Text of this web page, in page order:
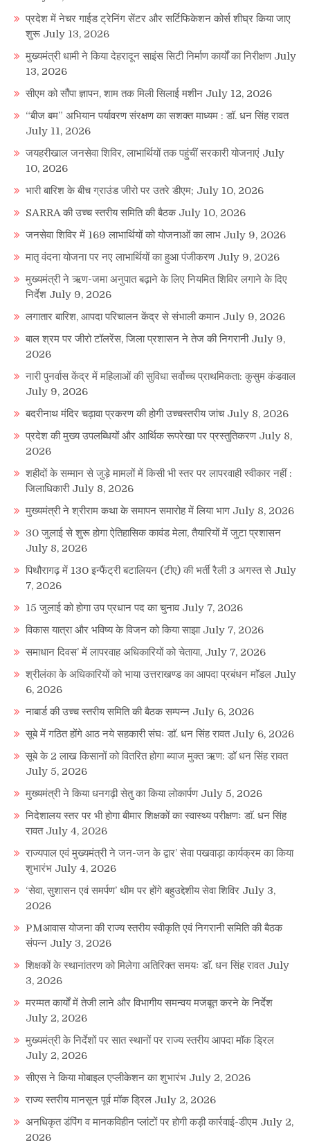
प्रदेश में नेचर गाईड ट्रेनिंग सेंटर और सर्टिफिकेशन कोर्स शीघ्र किया जाए
शुरू July 13, 2026
मुख्यमंत्री धामी ने किया देहरादून साइंस सिटी निर्माण कार्यों का निरीक्षण July
13, 2026
सीएम को सौंपा ज्ञापन, शाम तक मिली सिलाई मशीन July 12, 2026
“बीज बम” अभियान पर्यावरण संरक्षण का सशक्त माध्यम : डॉ. धन सिंह रावत
July 11, 2026
जयहरीखाल जनसेवा शिविर, लाभार्थियों तक पहुंचीं सरकारी योजनाएं July
10, 2026
भारी बारिश के बीच ग्राउंड जीरो पर उतरे डीएम; July 10, 2026
SARRA की उच्च स्तरीय समिति की बैठक July 10, 2026
जनसेवा शिविर में 169 लाभार्थियों को योजनाओं का लाभ July 9, 2026
मातृ वंदना योजना पर नए लाभार्थियों का हुआ पंजीकरण July 9, 2026
मुख्यमंत्री ने ऋण-जमा अनुपात बढ़ाने के लिए नियमित शिविर लगाने के दिए
निर्देश July 9, 2026
लगातार बारिश, आपदा परिचालन केंद्र से संभाली कमान July 9, 2026
बाल श्रम पर जीरो टॉलरेंस, जिला प्रशासन ने तेज की निगरानी July 9,
2026
नारी पुनर्वास केंद्र में महिलाओं की सुविधा सर्वोच्च प्राथमिकता: कुसुम कंडवाल
July 9, 2026
बदरीनाथ मंदिर चढ़ावा प्रकरण की होगी उच्चस्तरीय जांच July 8, 2026
प्रदेश की मुख्य उपलब्धियों और आर्थिक रूपरेखा पर प्रस्तुतिकरण July 8,
2026
शहीदों के सम्मान से जुड़े मामलों में किसी भी स्तर पर लापरवाही स्वीकार नहीं :
जिलाधिकारी July 8, 2026
मुख्यमंत्री ने श्रीराम कथा के समापन समारोह में लिया भाग July 8, 2026
30 जुलाई से शुरू होगा ऐतिहासिक कावंड मेला, तैयारियों में जुटा प्रशासन
July 8, 2026
पिथौरागढ़ में 130 इन्फैंट्री बटालियन (टीए) की भर्ती रैली 3 अगस्त से July
7, 2026
15 जुलाई को होगा उप प्रधान पद का चुनाव July 7, 2026
विकास यात्रा और भविष्य के विजन को किया साझा July 7, 2026
समाधान दिवस’ में लापरवाह अधिकारियों को चेताया, July 7, 2026
श्रीलंका के अधिकारियों को भाया उत्तराखण्ड का आपदा प्रबंधन माॅडल July
6, 2026
नाबार्ड की उच्च स्तरीय समिति की बैठक सम्पन्न July 6, 2026
सूबे में गठित होंगे आठ नये सहकारी संघः डाॅ. धन सिंह रावत July 6, 2026
सूबे के 2 लाख किसानों को वितरित होगा ब्याज मुक्त ऋण: डॉ धन सिंह रावत
July 5, 2026
मुख्यमंत्री ने किया धनगढ़ी सेतु का किया लोकार्पण July 5, 2026
निदेशालय स्तर पर भी होगा बीमार शिक्षकों का स्वास्थ्य परीक्षणः डाॅ. धन सिंह
रावत July 4, 2026
राज्यपाल एवं मुख्यमंत्री ने जन-जन के द्वार’ सेवा पखवाड़ा कार्यक्रम का किया
शुभारंभ July 4, 2026
‘सेवा, सुशासन एवं समर्पण’ थीम पर होंगे बहुउद्देशीय सेवा शिविर July 3,
2026
PMआवास योजना की राज्य स्तरीय स्वीकृति एवं निगरानी समिति की बैठक
संपन्न July 3, 2026
शिक्षकों के स्थानांतरण को मिलेगा अतिरिक्त समयः डाॅ. धन सिंह रावत July
3, 2026
मरम्मत कार्यों में तेजी लाने और विभागीय समन्वय मजबूत करने के निर्देश
July 2, 2026
मुख्यमंत्री के निर्देशों पर सात स्थानों पर राज्य स्तरीय आपदा मॉक ड्रिल
July 2, 2026
सीएस ने किया मोबाइल एप्लीकेशन का शुभारंभ July 2, 2026
राज्य स्तरीय मानसून पूर्व मॉक ड्रिल July 2, 2026
अनधिकृत डंपिंग व मानकविहीन प्लांटों पर होगी कड़ी कार्रवाई-डीएम July 2,
2026